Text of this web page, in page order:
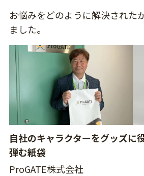
お悩みをどのように解決された
ました。
自社のキャラクターをグッズに
弾む紙袋
ProGATE株式会社